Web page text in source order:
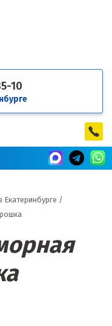
10
/